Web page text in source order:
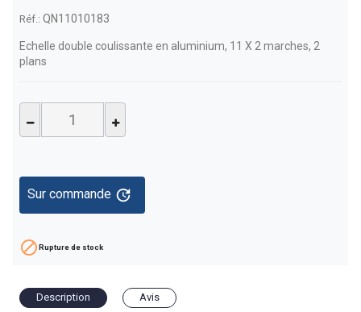
Réf.: QN11010183
Echelle double coulissante en aluminium, 11 X 2 marches, 2
plans
Sur commande update
Rupture de stock
Description Avis